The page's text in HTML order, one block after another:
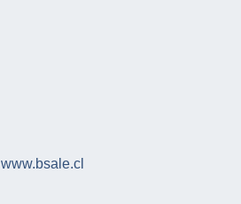
www.bsale.cl